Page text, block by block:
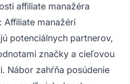
affiliate manažéra
: Affiliate manažéri
potenciálnych partnerov,
značky a cieľovou
Nábor zahŕňa posúdenie